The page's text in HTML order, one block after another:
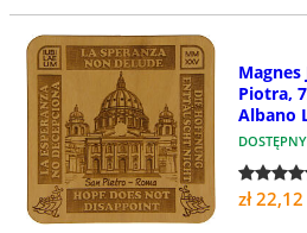
Piotra,
Albano
DOSTĘPNY
zł 22,12